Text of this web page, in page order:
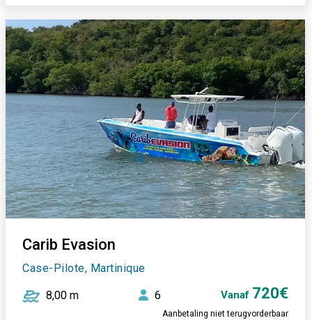
Carib Evasion
Case-Pilote, Martinique
8,00 m 6 Vanaf 720€
Aanbetaling niet terugvorderbaar